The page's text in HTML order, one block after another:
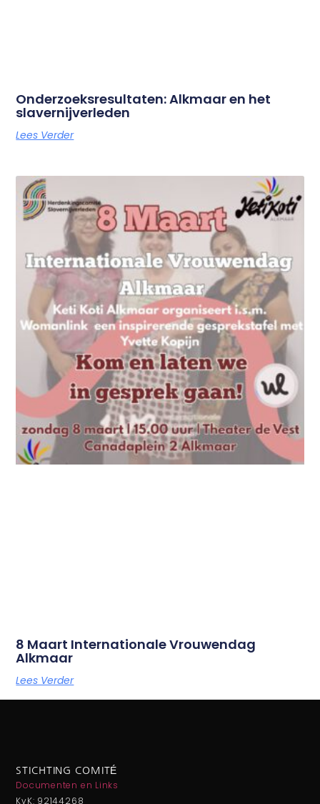
Onderzoeksresultaten: Alkmaar en het
slavernijverleden
Lees Verder
8 Maart Internationale Vrouwendag
Alkmaar
Lees Verder
STICHTING COMITÉ
Documenten en Links
KvK: 92144268